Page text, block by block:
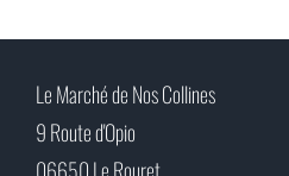
Le Marché de Nos Collines
9 Route d'Opio